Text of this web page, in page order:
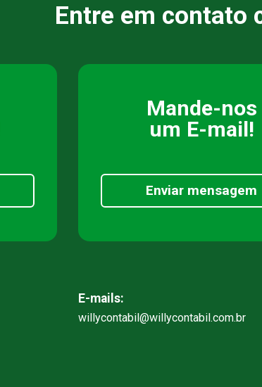
Entre em contato
Mande-nos
um E-mail!
Enviar mensagem
E-mails:
willycontabil@willycontabil.com.br